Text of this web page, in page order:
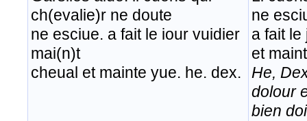
ch(evalie)r ne doute
ne esciue. a fait le iour vuidier
mai(n)t
cheual et mainte yue. he. dex.
ne
a fait
et
He,
dolour
bien